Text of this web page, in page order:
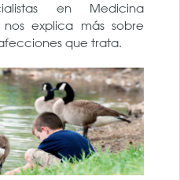
en Medicina
explica más sobre
que trata.